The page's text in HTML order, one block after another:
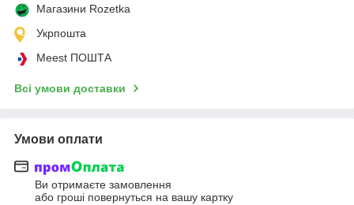
Магазини Rozetka
Укрпошта
Meest ПОШТА
Всі умови доставки
Умови оплати
Ви отримаєте замовлення
або гроші повернуться на вашу картку